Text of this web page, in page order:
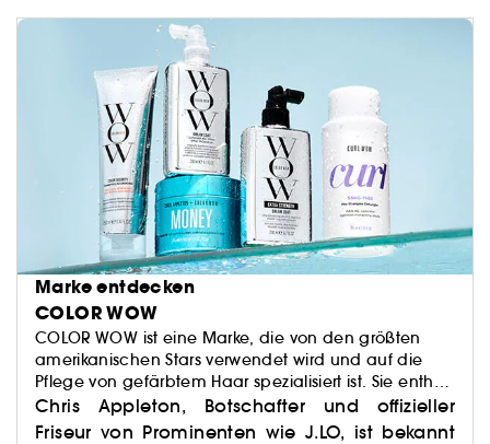
Marke entdecken
COLOR WOW
COLOR WOW ist eine Marke, die von den größten
amerikanischen Stars verwendet wird und auf die
Pflege von gefärbtem Haar spezialisiert ist. Sie enthält
60 Inhaltsstoffe, die die Farbe und Qualität des
Haares verändern können.
Chris Appleton, Botschafter und offizieller
Friseur von Prominenten wie J.LO, ist bekannt